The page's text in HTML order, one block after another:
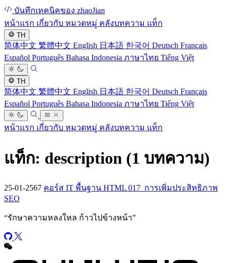
บันทึกเทคนิคของ zhaoJian
หน้าแรก เกี่ยวกับ หมวดหมู่ คลังบทความ แท็ก
TH
简体中文 繁體中文 English 日本語 한국어 Deutsch Français
Español Português Bahasa Indonesia ภาษาไทย Tiếng Việt
TH
简体中文 繁體中文 English 日本語 한국어 Deutsch Français
Español Português Bahasa Indonesia ภาษาไทย Tiếng Việt
หน้าแรก เกี่ยวกับ หมวดหมู่ คลังบทความ แท็ก
แท็ก: description (1 บทความ)
25-01-2567 คอร์ส IT พื้นฐาน HTML 017_การเพิ่มประสิทธิภาพ
SEO
“รักษาความหลงใหล ก้าวไปข้างหน้า”